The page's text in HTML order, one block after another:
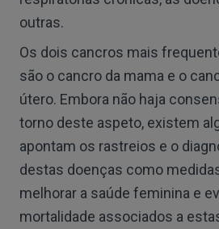
outras.
Os dois cancros mais
são o cancro da mama e o
útero. Embora não haja
torno deste aspeto, existem
apontam os rastreios e o
destas doenças como
melhorar a saúde feminina e
mortalidade associados a